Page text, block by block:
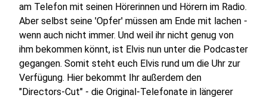
am Telefon mit seinen Hörerinnen und Hörern im Radio.
Aber selbst seine 'Opfer' müssen am Ende mit lachen -
wenn auch nicht immer. Und weil ihr nicht genug von
ihm bekommen könnt, ist Elvis nun unter die Podcaster
gegangen. Somit steht euch Elvis rund um die Uhr zur
Verfügung. Hier bekommt Ihr außerdem den
"Directors-Cut" - die Original-Telefonate in längerer